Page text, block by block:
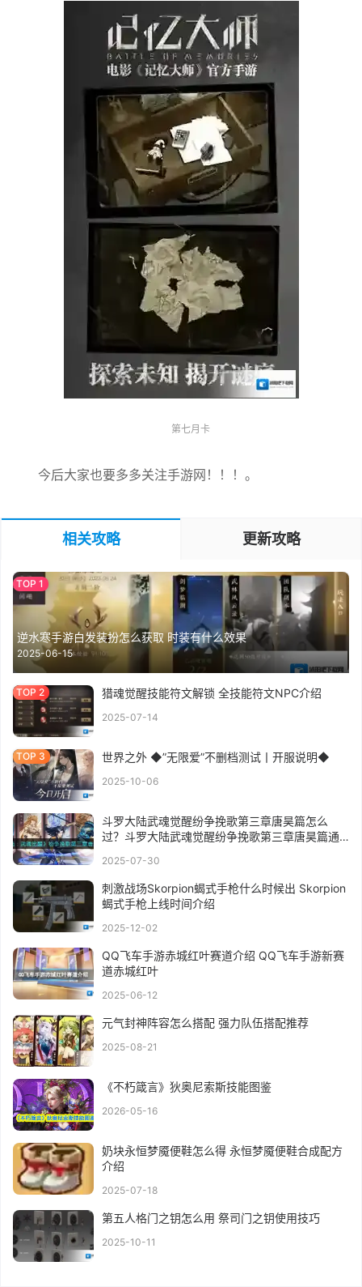
第七月卡
今后大家也要多多关注手游网！！！。
相关攻略 更新攻略
逆水寒手游白发装扮怎么获取 时装有什么效果
2025-06-15
猎魂觉醒技能符文解锁 全技能符文NPC介绍
2025-07-14
世界之外 ◆”无限爱”不删档测试丨开服说明◆
2025-10-06
斗罗大陆武魂觉醒纷争挽歌第三章唐昊篇怎么
过？斗罗大陆武魂觉醒纷争挽歌第三章唐昊篇通
2025-07-30
刺激战场Skorpion蝎式手枪什么时候出 Skorpion
蝎式手枪上线时间介绍
2025-12-02
QQ飞车手游赤城红叶赛道介绍 QQ飞车手游新赛
道赤城红叶
2025-06-12
元气封神阵容怎么搭配 强力队伍搭配推荐
2025-08-21
《不朽箴言》狄奥尼索斯技能图鉴
2026-05-16
奶块永恒梦魇便鞋怎么得 永恒梦魇便鞋合成配方
介绍
2025-07-18
第五人格门之钥怎么用 祭司门之钥使用技巧
2025-10-11